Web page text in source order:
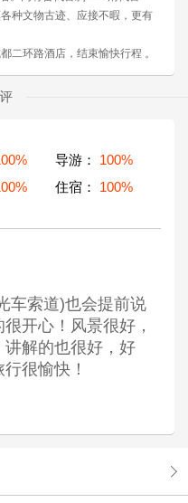
种文物古迹、应接不暇，更有
二环路酒店，结束愉快行程 。
导游：
100%
住宿： 100%
车索道)也会提前说
开心！风景很好，
解的也很好，好
很愉快！